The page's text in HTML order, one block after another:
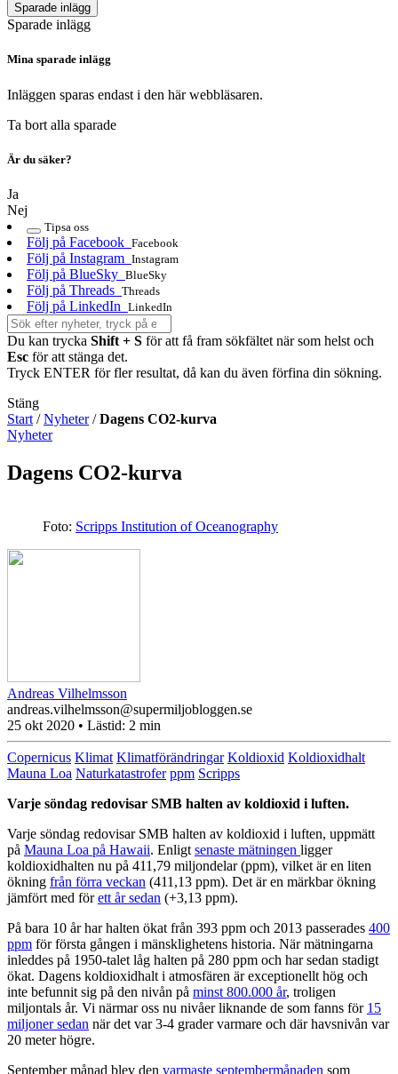
Sparade inlägg
Sparade inlägg
Mina sparade inlägg
Inläggen sparas endast i den här webbläsaren.
Ta bort alla sparade
Är du säker?
Ja
Nej
Tipsa oss
Följ på Facebook Facebook
Följ på Instagram Instagram
Följ på BlueSky BlueSky
Följ på Threads Threads
Följ på LinkedIn LinkedIn
Du kan trycka Shift + S för att få fram sökfältet när som helst och
Esc för att stänga det.
Tryck ENTER för fler resultat, då kan du även förfina din sökning.
Stäng
Start /Nyheter/Dagens CO2-kurva
Nyheter
Dagens CO2-kurva
Foto: Scripps Institution of Oceanography
Andreas Vilhelmsson
andreas.vilhelmsson@supermiljobloggen.se
25 okt 2020 • Lästid: 2 min
Copernicus Klimat Klimatförändringar Koldioxid Koldioxidhalt
Mauna Loa Naturkatastrofer ppm Scripps
Varje söndag redovisar SMB halten av koldioxid i luften.
Varje söndag redovisar SMB halten av koldioxid i luften, uppmätt
på Mauna Loa på Hawaii. Enligt senaste mätningen ligger
koldioxidhalten nu på 411,79 miljondelar (ppm), vilket är en liten
ökning från förra veckan (411,13 ppm). Det är en märkbar ökning
jämfört med förett år sedan (+3,13 ppm).
På bara 10 år har halten ökat från 393 ppm och 2013 passerades 400
ppm för första gången i mänsklighetens historia. När mätningarna
inleddes på 1950-talet låg halten på 280 ppm och har sedan stadigt
ökat. Dagens koldioxidhalt i atmosfären är exceptionellt hög och
inte befunnit sig på den nivån på minst 800.000 år, troligen
miljontals år. Vi närmar oss nu nivåer liknande de som fanns för 15
miljoner sedan när det var 3-4 grader varmare och där havsnivån var
20 meter högre.
September månad blev den varmaste septembermånaden som